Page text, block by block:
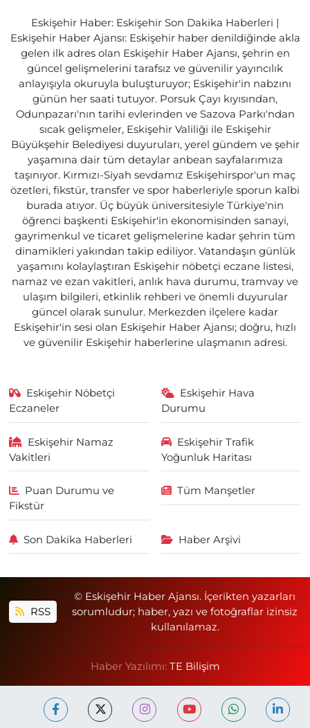
Eskişehir Haber: Eskişehir Son Dakika Haberleri |
Eskişehir Haber Ajansı: Eskişehir haber denildiğinde akla
gelen ilk adres olan Eskişehir Haber Ajansı, şehrin en
güncel gelişmelerini tarafsız ve güvenilir yayıncılık
anlayışıyla okuruyla buluşturuyor; Eskişehir'in nabzını
günün her saati tutuyor. Porsuk Çayı kıyısından,
Odunpazarı'nın tarihi evlerinden ve Sazova Parkı'ndan
sıcak gelişmeler, Eskişehir Valiliği ile Eskişehir
Büyükşehir Belediyesi duyuruları, yerel gündem ve şehir
yaşamına dair tüm detaylar anbean sayfalarımıza
taşınıyor. Kırmızı-Siyah sevdamız Eskişehirspor'un maç
özetleri, fikstür, transfer ve spor haberleriyle sporun kalbi
burada atıyor. Üç büyük üniversitesiyle Türkiye'nin
öğrenci başkenti Eskişehir'in ekonomisinden sanayi,
gayrimenkul ve ticaret gelişmelerine kadar şehrin tüm
dinamikleri yakından takip ediliyor. Vatandaşın günlük
yaşamını kolaylaştıran Eskişehir nöbetçi eczane listesi,
namaz ve ezan vakitleri, anlık hava durumu, tramvay ve
ulaşım bilgileri, etkinlik rehberi ve önemli duyurular
güncel olarak sunulur. Merkezden ilçelere kadar
Eskişehir'in sesi olan Eskişehir Haber Ajansı; doğru, hızlı
ve güvenilir Eskişehir haberlerine ulaşmanın adresi.
Eskişehir Nöbetçi
Eczaneler
Eskişehir Hava
Durumu
Eskişehir Namaz
Vakitleri
Eskişehir Trafik
Yoğunluk Haritası
Puan Durumu ve
Fikstür
Tüm Manşetler
Son Dakika Haberleri Haber Arşivi
RSS
© Eskişehir Haber Ajansı. İçerikten yazarları
sorumludur; haber, yazı ve fotoğraflar izinsiz
kullanılamaz.
Haber Yazılımı: TE Bilişim